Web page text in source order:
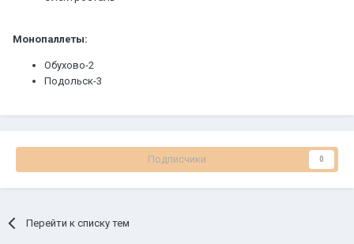
Монопаллеты:
Обухово-2
Подольск-3
Подписчики 0
Перейти к списку тем